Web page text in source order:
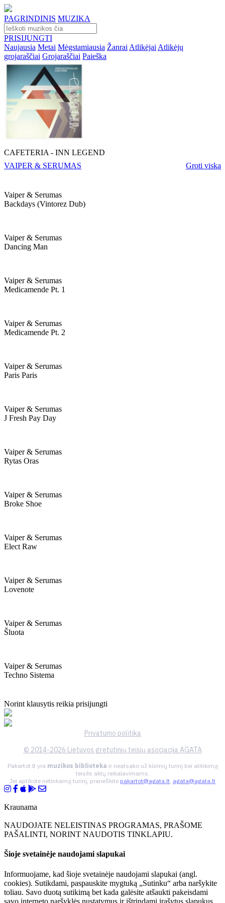
PAGRINDINIS MUZIKA
PRISIJUNGTI
Naujausia Metai Mėgstamiausia Žanrai Atlikėjai Atlikėjų
grojaraščiai Grojaraščiai Paieška
CAFETERIA ‎- INN LEGEND
VAIPER & SERUMAS
Groti viską
Vaiper & Serumas
Backdays (vintorez Dub)
Vaiper & Serumas
Dancing Man
Vaiper & Serumas
Medicamende Pt. 1
Vaiper & Serumas
Medicamende Pt. 2
Vaiper & Serumas
Paris Paris
Vaiper & Serumas
J Fresh Pay Day
Vaiper & Serumas
Rytas Oras
Vaiper & Serumas
Broke Shoe
Vaiper & Serumas
Elect Raw
Vaiper & Serumas
Lovenote
Vaiper & Serumas
Šluota
Vaiper & Serumas
Techno Sistema
Norint klausytis reikia prisijungti
Privatumo politika
© 2014-2026 Lietuvos gretutinių teisių asociacija AGATA
Pakartot.lt yra muzikos biblioteka ir neatsako už kūrinių turinį bei atitikimą
teisės aktų reikalavimams.
Jei aptikote netinkamą turinį, praneškite pakartot@agata.lt, agata@agata.lt
Kraunama
NAUDOJATE NELEISTINAS PROGRAMAS, PRAŠOME
PAŠALINTI, NORINT NAUDOTIS TINKLAPIU.
Šioje svetainėje naudojami slapukai
Informuojame, kad šioje svetainėje naudojami slapukai (angl.
cookies). Sutikdami, paspauskite mygtuką „Sutinku“ arba naršykite
toliau. Savo duotą sutikimą bet kada galėsite atšaukti pakeisdami
savo interneto naršyklės nustatymus ir ištrindami įrašytus slapukus.